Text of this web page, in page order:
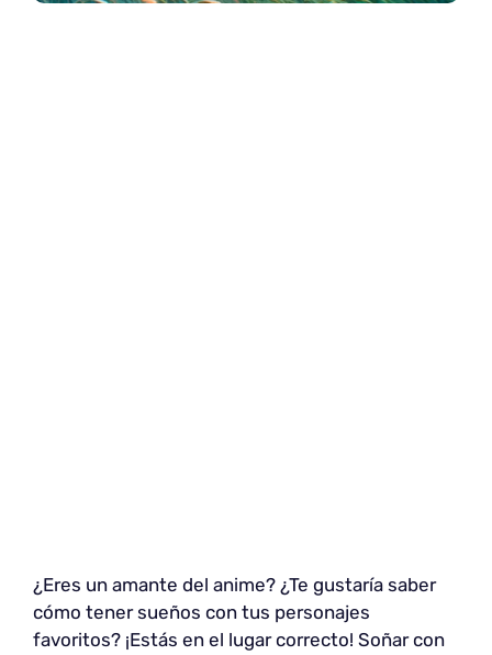
¿Eres un amante del anime? ¿Te gustaría saber
cómo tener sueños con tus personajes
favoritos? ¡Estás en el lugar correcto! Soñar con